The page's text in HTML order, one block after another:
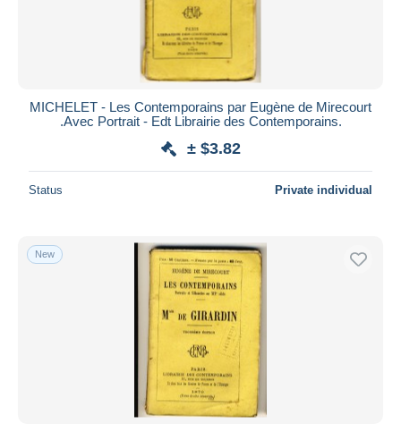
MICHELET - Les Contemporains par Eugène de Mirecourt
.Avec Portrait - Edt Librairie des Contemporains.
± $3.82
Status Private individual
New